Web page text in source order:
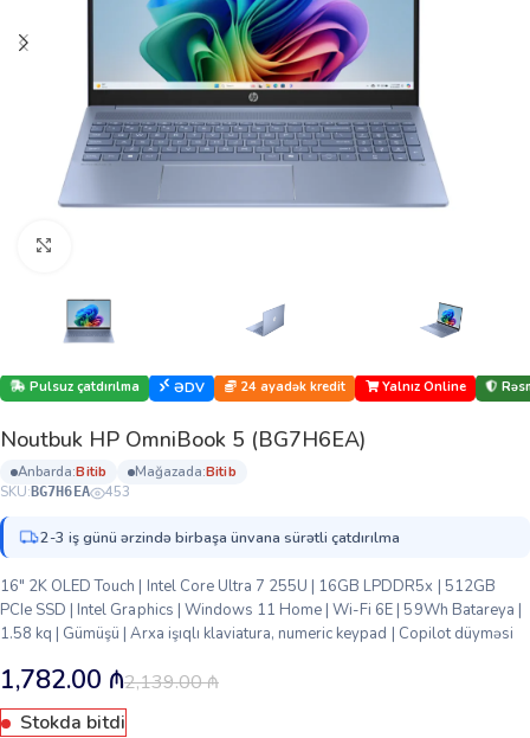
Pulsuz çatdırılma ƏDV 24 ayadək kredit Yalnız Online
Noutbuk HP OmniBook 5 (BG7H6EA)
anbarda: bi̇ti̇b mağazada: bi̇ti̇b
SKU: BG7H6EA 453
2-3 iş günü ərzində birbaşa ünvana sürətli çatdırılma
16″ 2K OLED Touch | Intel Core Ultra 7 255U | 16GB LPDDR5x | 512GB
PCIe SSD | Intel Graphics | Windows 11 Home | Wi-Fi 6E | 59Wh Batareya |
1.58 kq | Gümüşü | Arxa işıqlı klaviatura, numeric keypad | Copilot düyməsi
2,139.00₼
1,782.00 ₼
Stokda bitdi